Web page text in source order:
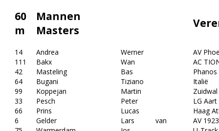
60
m
Mannen
Masters
14 Andrea Werner
AV
111
Bakx Wan
AC
42
Masteling Bas
Phanos
64
Bugani Tiziano
Italië
99
Koppejan Martin
Zuidwal
33
Pesch Peter
LG
66
Prins Lucas
Haag
6
Gelder Lars van
AV 1923